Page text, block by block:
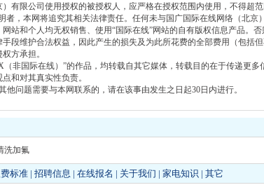
有限公司使用授权的被授权人，应严格在授权范围内使用，不得超
者，本网将追究其相关法律责任。任何未与国广国际在线网络（北京
站和个人均无权销售、使用“国际在线”网站的自有版权信息产品。
手段维护合法权益，因此产生的损失及为此所花费的全部费用（包括但
方承担。
非国际在线）”的作品，均转载自其它媒体，转载目的在于传递更多
和对其真实性负责。
问题需要与本网联系的，请在该事由发生之日起30日内进行。
洗加氟
标准| 招聘信息 | 在线报名 | 关于我们 | 家电知识 | 其它